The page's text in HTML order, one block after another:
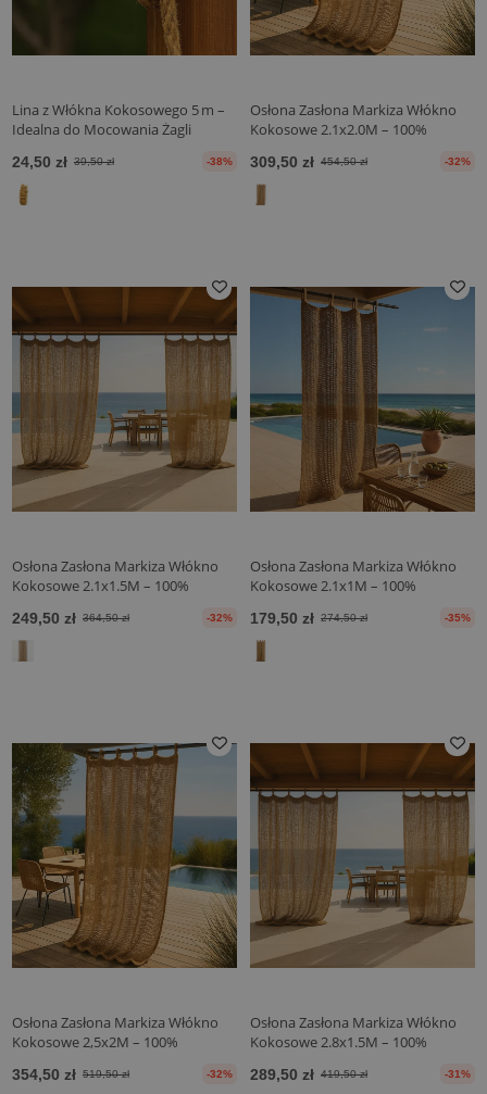
Lina z Włókna Kokosowego 5 m –
Idealna do Mocowania Żagli
24,50 zł 39,50 zł -38%
Osłona Zasłona Markiza Włókno
Kokosowe 2.1x2.0M – 100%
309,50 zł 454,50 zł -32%
Osłona Zasłona Markiza Włókno
Kokosowe 2.1x1.5M – 100%
249,50 zł 364,50 zł -32%
Osłona Zasłona Markiza Włókno
Kokosowe 2.1x1M – 100%
179,50 zł 274,50 zł -35%
Osłona Zasłona Markiza Włókno
Kokosowe 2,5x2M – 100%
354,50 zł 519,50 zł -32%
Osłona Zasłona Markiza Włókno
Kokosowe 2.8x1.5M – 100%
289,50 zł 419,50 zł -31%